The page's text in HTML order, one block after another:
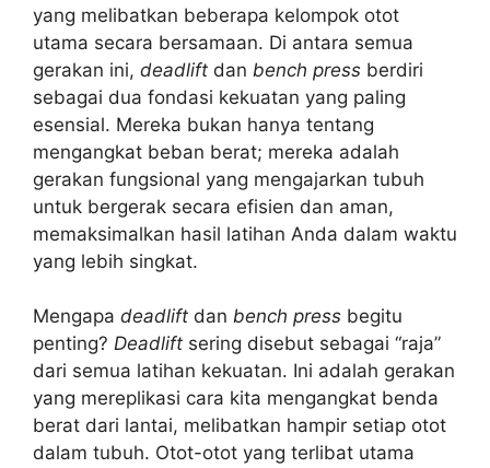
yang melibatkan beberapa kelompok otot
utama secara bersamaan. Di antara semua
gerakan ini, deadlift dan bench press berdiri
sebagai dua fondasi kekuatan yang paling
esensial. Mereka bukan hanya tentang
mengangkat beban berat; mereka adalah
gerakan fungsional yang mengajarkan tubuh
untuk bergerak secara efisien dan aman,
memaksimalkan hasil latihan Anda dalam waktu
yang lebih singkat.
Mengapa deadlift dan bench press begitu
penting? Deadlift sering disebut sebagai “raja”
dari semua latihan kekuatan. Ini adalah gerakan
yang mereplikasi cara kita mengangkat benda
berat dari lantai, melibatkan hampir setiap otot
dalam tubuh. Otot-otot yang terlibat utama